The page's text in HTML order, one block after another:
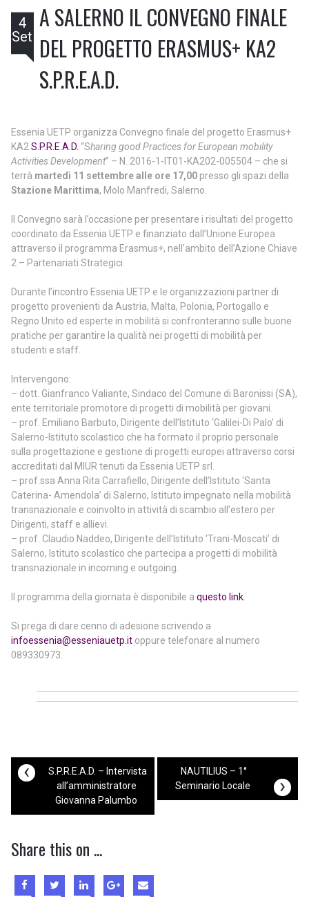
4
Set
A SALERNO IL CONVEGNO FINALE
DEL PROGETTO ERASMUS+ KA2
S.P.R.E.A.D.
Essenia UETP organizza Convegno finale del progetto Erasmus+
KA2 S.P.R.E.A.D. “Sharing good Practices for European mobility
Activities Development” – N. 2016-1-IT01-KA202-005504 – che si
terrà martedì 11 settembre alle ore 17,00presso gli spazi della
Stazione Marittima, Molo Manfredi, Salerno.
Il Convegno sarà l’occasione per presentare i risultati del progetto
coordinato da Essenia UETP e finanziato dall’Unione Europea
attraverso il programma Erasmus+, nell’ambito dell’Azione Chiave
2 – Partenariati Strategici.
Durante l’incontro Essenia UETP e le organizzazioni partner di
progetto provenienti da Austria, Malta, Polonia, Portogallo e
Regno Unito ed esperte in mobilità si confronteranno sulle buone
pratiche per garantire la qualità nei progetti di mobilità per
studenti e staff.
Intervengono:
– dott. Gianfranco Valiante, Sindaco del Comune di Baronissi (SA),
ente territoriale promotore di progetti di mobilità per giovani.
– prof. Emiliano Barbuto, Dirigente dell’Istituto ‘Galilei-Di Palo’ di
Salerno-Istituto scolastico che ha formato il proprio personale
sulla progettazione e gestione di progetti europei attraverso corsi
accreditati dal MIUR tenuti da Essenia UETP srl.
– prof.ssa Anna Rita Carrafiello, Dirigente dell’Istituto ‘Santa
Caterina- Amendola’ di Salerno, Istituto impegnato nella mobilità
transnazionale e coinvolto in attività di scambio all’estero per
Dirigenti, staff e allievi.
– prof. Claudio Naddeo, Dirigente dell’Istituto ‘Trani-Moscati’ di
Salerno, Istituto scolastico che partecipa a progetti di mobilità
transnazionale in incoming e outgoing.
Il programma della giornata è disponibile a questo link.
Si prega di dare cenno di adesione scrivendo a
infoessenia@esseniauetp.itoppure telefonare al numero
089330973.
‹
S.P.R.E.A.D. – Intervista
all’amministratore
Giovanna Palumbo
NAUTILIUS – 1°
Seminario Locale
›
Share this on ...